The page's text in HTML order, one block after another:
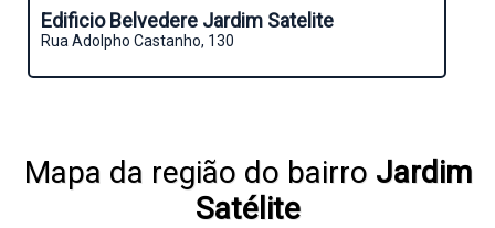
Edificio Belvedere Jardim Satelite
Rua Adolpho Castanho, 130
Mapa da região do bairro Jardim
Satélite